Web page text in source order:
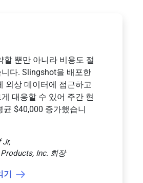
할 뿐만 아니라 비용도 절
다. Slingshot을 배포한
외상 데이터에 접근하고
대응할 수 있어 주간 현
균 $40,000 증가했습니
Jr,
Inc. 회장